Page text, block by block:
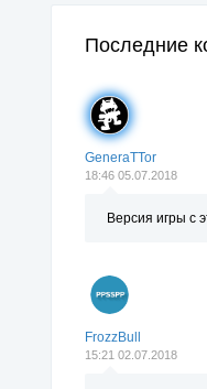
Последние
GeneraTTor
18:46 05.07.2018
Версия игры с
FrozzBull
15:21 02.07.2018